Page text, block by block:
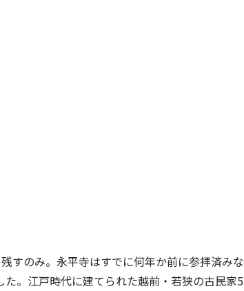
すのみ。永平寺はすでに何年か前に参拝済みな
。江戸時代に建てられた越前・若狭の古民家5